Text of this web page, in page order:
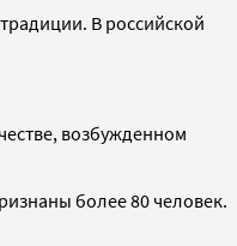
В российской
возбужденном
более 80 человек.